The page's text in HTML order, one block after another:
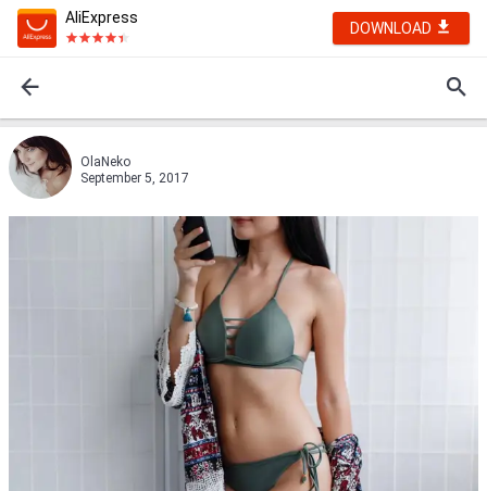
AliExpress
DOWNLOAD
OlaNeko
September 5, 2017